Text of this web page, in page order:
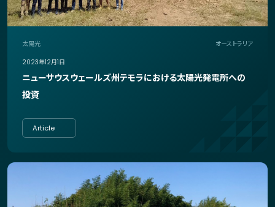
太陽光
オーストラリア
2023年12月1日
ニューサウスウェールズ州テモラにおける太陽光発電所への
投資
Article